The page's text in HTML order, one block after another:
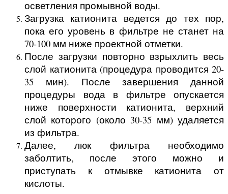
осветления промывной воды.
Загрузка катионита ведется до тех пор,
пока его уровень в фильтре не станет на
70-100 мм ниже проектной отметки.
После загрузки повторно взрыхлить весь
слой катионита (процедура проводится 20-
35 мин). После завершения данной
процедуры вода в фильтре опускается
ниже поверхности катионита, верхний
слой которого (около 30-35 мм) удаляется
из фильтра.
Далее, люк фильтра необходимо
заболтить, после этого можно и
приступать к отмывке катионита от
кислоты.